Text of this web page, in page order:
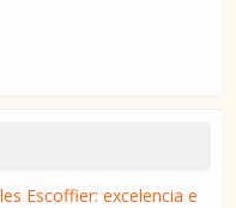
Escoffier: excelencia e